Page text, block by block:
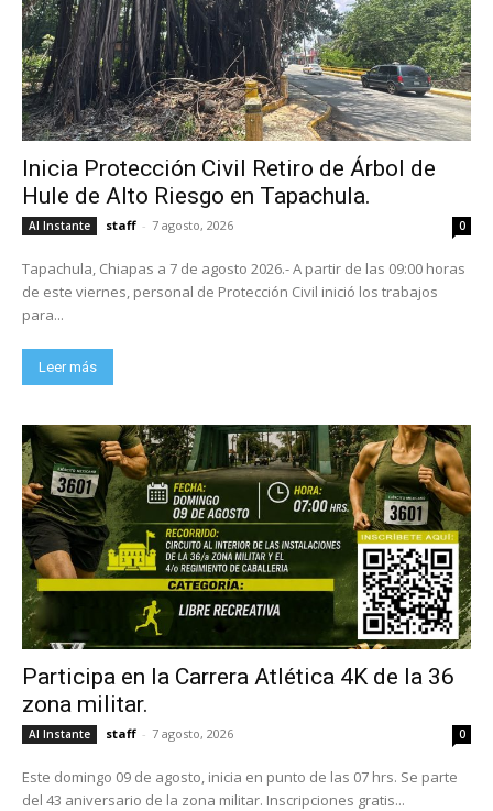
Inicia Protección Civil Retiro de Árbol de
Hule de Alto Riesgo en Tapachula.
Al Instante staff - 7 agosto, 2026 0
Tapachula, Chiapas a 7 de agosto 2026.- A partir de las 09:00 horas
de este viernes, personal de Protección Civil inició los trabajos
para...
Leer más
Participa en la Carrera Atlética 4K de la 36
zona militar.
Al Instante staff - 7 agosto, 2026 0
Este domingo 09 de agosto, inicia en punto de las 07 hrs. Se parte
del 43 aniversario de la zona militar. Inscripciones gratis...